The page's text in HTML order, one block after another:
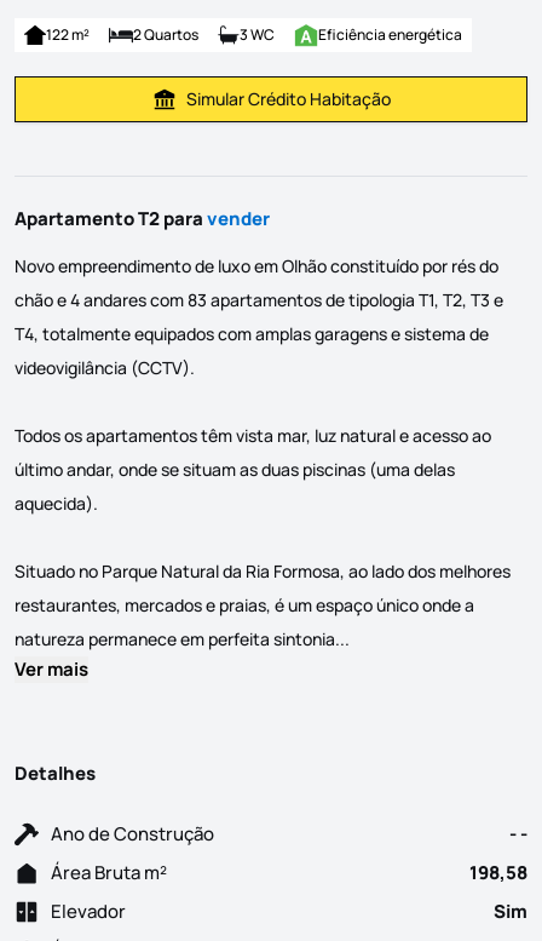
122 m² 2 Quartos 3 WC Eficiência energética
Simular Prestação
Simular Crédito Habitação
Apartamento T2 paravender
Novo empreendimento de luxo em Olhão constituído por rés do
chão e 4 andares com 83 apartamentos de tipologia T1, T2, T3 e
T4, totalmente equipados com amplas garagens e sistema de
videovigilância (CCTV).
Todos os apartamentos têm vista mar, luz natural e acesso ao
último andar, onde se situam as duas piscinas (uma delas
aquecida).
Situado no Parque Natural da Ria Formosa, ao lado dos melhores
restaurantes, mercados e praias, é um espaço único onde a
natureza permanece em perfeita sintonia...
Ver mais
Detalhes
Ano de Construção
- -
Área Bruta m²
198,58
Elevador
Sim